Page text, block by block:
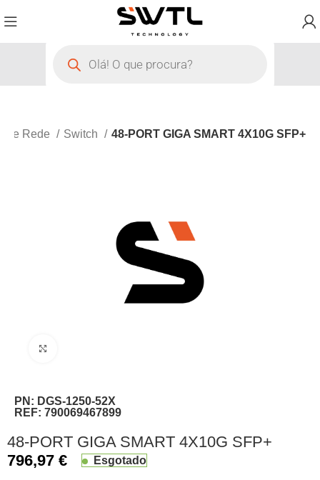
de Rede Switch 48-PORT GIGA SMART 4X10G SFP+
PN: DGS-1250-52X
REF:790069467899
48-PORT GIGA SMART 4X10G SFP+
796,97€ Esgotado